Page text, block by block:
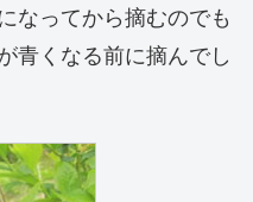
なってから摘むのでも
青くなる前に摘んでし